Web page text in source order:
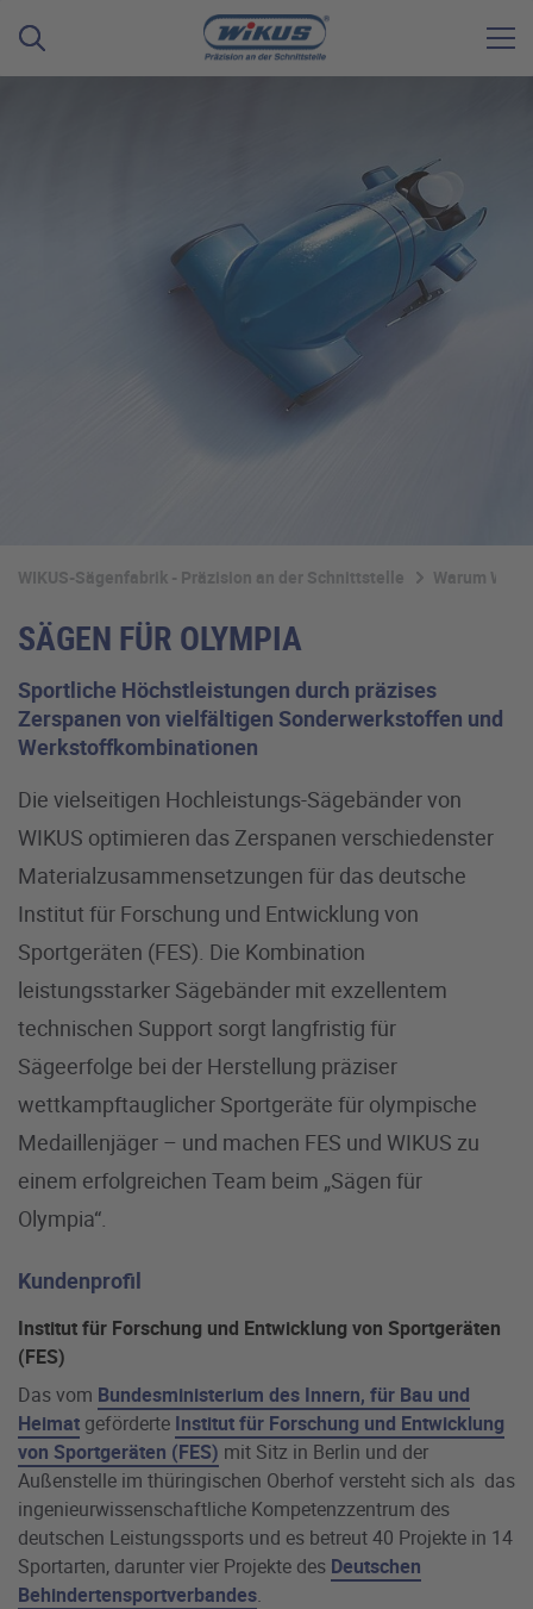
WIKUS-Sägenfabrik - Präzision an der Schnittstelle Warum
SÄGEN FÜR OLYMPIA
Sportliche Höchstleistungen durch präzises
Zerspanen von vielfältigen Sonderwerkstoffen und
Werkstoffkombinationen
Die vielseitigen Hochleistungs-Sägebänder von
WIKUS optimieren das Zerspanen verschiedenster
Materialzusammensetzungen für das deutsche
Institut für Forschung und Entwicklung von
Sportgeräten (FES). Die Kombination
leistungsstarker Sägebänder mit exzellentem
technischen Support sorgt langfristig für
Sägeerfolge bei der Herstellung präziser
wettkampftauglicher Sportgeräte für olympische
Medaillenjäger – und machen FES und WIKUS zu
einem erfolgreichen Team beim „Sägen für
Olympia“.
Kundenprofil
Institut für Forschung und Entwicklung von Sportgeräten
(FES)
Das vom Bundesministerium des Innern, für Bau und
Heimat geförderte Institut für Forschung und Entwicklung
von Sportgeräten (FES) mit Sitz in Berlin und der
Außenstelle im thüringischen Oberhof versteht sich als das
ingenieurwissenschaftliche Kompetenzzentrum des
deutschen Leistungssports und es betreut 40 Projekte in 14
Sportarten, darunter vier Projekte des Deutschen
Behindertensportverbandes.